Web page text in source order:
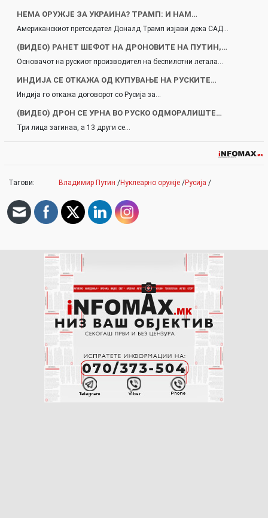
НЕМА ОРУЖЈЕ ЗА УКРАИНА? ТРАМП: И НАМ…
Американскиот претседател Доналд Трамп изјави дека САД…
(ВИДЕО) РАНЕТ ШЕФОТ НА ДРОНОВИТЕ НА ПУТИН,…
Основачот на рускиот производител на беспилотни летала…
ИНДИЈА СЕ ОТКАЖА ОД КУПУВАЊЕ НА РУСКИТЕ…
Индија го откажа договорот со Русија за…
(ВИДЕО) ДРОН СЕ УРНА ВО РУСКО ОДМОРАЛИШТЕ…
Три лица загинаа, а 13 други се…
Тагови: Владимир Путин /Нуклеарно оружје /Русија /